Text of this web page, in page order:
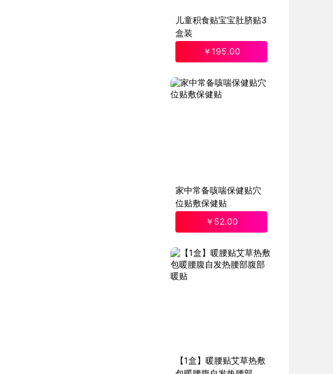
儿童积食贴宝宝肚脐贴3
盒装
￥195.00
家中常备咳喘保健贴穴
位贴敷保健贴
￥ 52.00
【1盒】暖腰贴艾草热敷